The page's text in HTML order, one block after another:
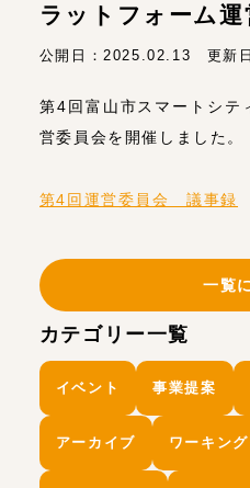
ラットフォーム運
公開日： 2025.02.13 更新
第4回富山市スマートシテ
営委員会を開催しました。
第4回運営委員会 議事録
一覧
カテゴリー一覧
イベント 事業提案
アーカイブ ワーキン